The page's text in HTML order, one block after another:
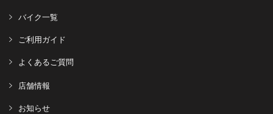
バイク一覧
ご利用ガイド
よくあるご質問
店舗情報
お知らせ